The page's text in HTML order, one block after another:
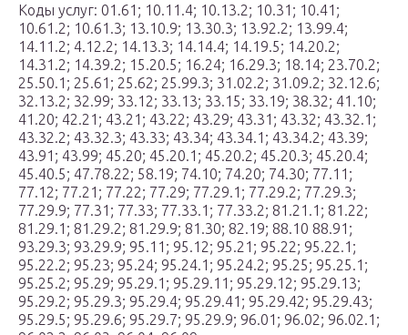
Коды услуг: 01.61; 10.11.4; 10.13.2; 10.31; 10.41;
10.61.2; 10.61.3; 13.10.9; 13.30.3; 13.92.2; 13.99.4;
14.11.2; 4.12.2; 14.13.3; 14.14.4; 14.19.5; 14.20.2;
14.31.2; 14.39.2; 15.20.5; 16.24; 16.29.3; 18.14; 23.70.2;
25.50.1; 25.61; 25.62; 25.99.3; 31.02.2; 31.09.2; 32.12.6;
32.13.2; 32.99; 33.12; 33.13; 33.15; 33.19; 38.32; 41.10;
41.20; 42.21; 43.21; 43.22; 43.29; 43.31; 43.32; 43.32.1;
43.32.2; 43.32.3; 43.33; 43.34; 43.34.1; 43.34.2; 43.39;
43.91; 43.99; 45.20; 45.20.1; 45.20.2; 45.20.3; 45.20.4;
45.40.5; 47.78.22; 58.19; 74.10; 74.20; 74.30; 77.11;
77.12; 77.21; 77.22; 77.29; 77.29.1; 77.29.2; 77.29.3;
77.29.9; 77.31; 77.33; 77.33.1; 77.33.2; 81.21.1; 81.22;
81.29.1; 81.29.2; 81.29.9; 81.30; 82.19; 88.10 88.91;
93.29.3; 93.29.9; 95.11; 95.12; 95.21; 95.22; 95.22.1;
95.22.2; 95.23; 95.24; 95.24.1; 95.24.2; 95.25; 95.25.1;
95.25.2; 95.29; 95.29.1; 95.29.11; 95.29.12; 95.29.13;
95.29.2; 95.29.3; 95.29.4; 95.29.41; 95.29.42; 95.29.43;
95.29.5; 95.29.6; 95.29.7; 95.29.9; 96.01; 96.02; 96.02.1;